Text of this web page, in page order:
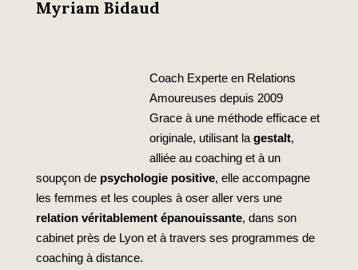
Myriam Bidaud
Coach Experte en Relations
Amoureuses depuis 2009
Grace à une méthode efficace et
originale, utilisant la gestalt,
alliée au coaching et à un
soupçon depsychologie positive, elle accompagne
les femmes et les couples à oser aller vers une
relation véritablement épanouissante, dans son
cabinet près de Lyon et à travers ses programmes de
coaching à distance.